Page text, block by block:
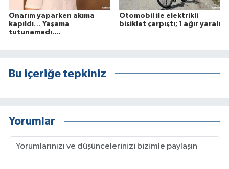
Onarım yaparken akıma
kapıldı… Yaşama
tutunamadı....
Otomobil ile elektrikli
bisiklet çarpıştı; 1 ağır yaralı
Bu içeriğe tepkiniz
Yorumlar